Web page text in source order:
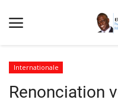
Accueil
Internationale
Renonciation